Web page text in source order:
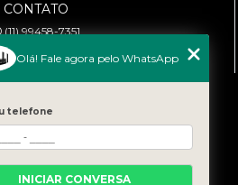
CONTATO
(11) 99458-7351
Home
Empresa
Galeria
Olá! Fale agora pelo WhatsApp
telefone
INICIAR CONVERSA